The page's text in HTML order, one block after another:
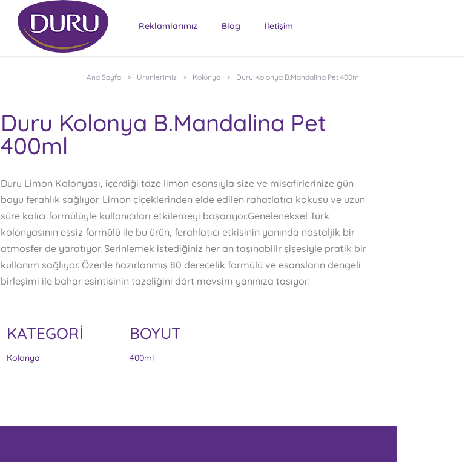
Reklamlarımız Blog İletişim
Ana Sayfa > Ürünlerimiz > Kolonya > Duru Kolonya B.Mandalina Pet 400ml
Duru Kolonya B.Mandalina Pet
400ml
Duru Limon Kolonyası, içerdiği taze limon esansıyla size ve misafirlerinize gün
boyu ferahlık sağlıyor. Limon çiçeklerinden elde edilen rahatlatıcı kokusu ve uzun
süre kalıcı formülüyle kullanıcıları etkilemeyi başarıyor.Geneleneksel Türk
kolonyasının eşsiz formülü ile bu ürün, ferahlatıcı etkisinin yanında nostaljik bir
atmosfer de yaratıyor. Serinlemek istediğiniz her an taşınabilir şişesiyle pratik bir
kullanım sağlıyor. Özenle hazırlanmış 80 derecelik formülü ve esansların dengeli
birleşimi ile bahar esintisinin tazeliğini dört mevsim yanınıza taşıyor.
KATEGORİ
Kolonya
BOYUT
400ml